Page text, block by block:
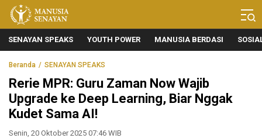
Manusia Senayan
Manusia Bicara, Senayan Bersuara
SENAYAN SPEAKS YOUTH POWER MANUSIA BERDASI
Beranda SENAYAN SPEAKS
Rerie MPR: Guru Zaman Now Wajib
Upgrade ke Deep Learning, Biar Nggak
Kudet Sama AI!
Senin, 20 Oktober 2025 07:46 WIB